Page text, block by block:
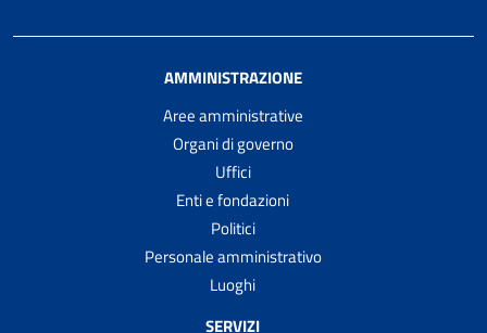
AMMINISTRAZIONE
Aree amministrative
Organi di governo
Uffici
Enti e fondazioni
Politici
Personale amministrativo
Luoghi
SERVIZI